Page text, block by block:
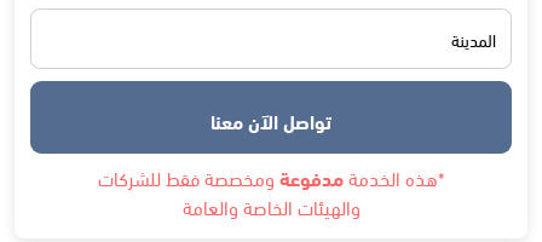
تواصل الآن معنا
*هذه الخدمةمدفوعة ومخصصة فقط للشركات
والهيئات الخاصة والعامة